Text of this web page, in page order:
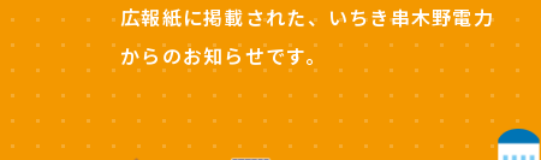
広報紙に掲載された、いちき串木野電力
からのお知らせです。